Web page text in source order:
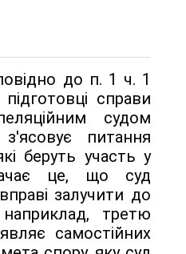
до п. 1 ч. 1
справи
судом
з'ясовує питання
беруть участь у
це, що суд
залучити до
наприклад, третю
самостійних